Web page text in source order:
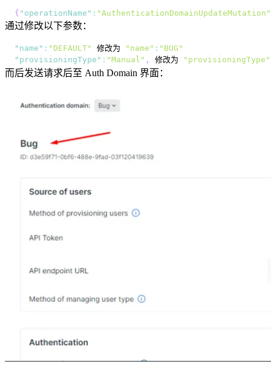
{ "operationName" : "AuthenticationDomainUpdateMutation"
通过修改以下参数：
"name" : "DEFAULT" 修改为 "name" : "BUG"
"provisioningType" : "Manual" , 修改为 "provisioningType"
而后发送请求后至 Auth Domain 界面：